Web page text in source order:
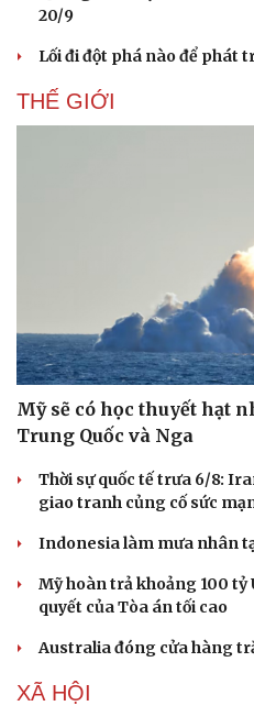
Thể thao
Lịch thi đấu bóng đá
Thế giới thể thao
eSports
Hậu trường
20/9
Lối đi đột phá nào để phát
THẾ GIỚI
Mỹ sẽ có học thuyết hạt
Trung Quốc và Nga
Thời sự quốc tế trưa 6/8:
giao tranh củng cố sức
Indonesia làm mưa nhân
Mỹ hoàn trả khoảng 100 tỷ
quyết của Tòa án tối cao
Australia đóng cửa hàng
XÃ HỘI